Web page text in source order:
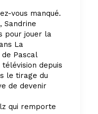
vous manqué.
Sandrine
pour jouer la
La
Pascal
depuis
le tirage du
de devenir
qui remporte